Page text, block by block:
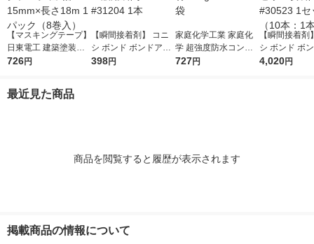
【マスキングテープ】
日東電工 建築塗装用
マスキングテープ 白
726円
【瞬間接着剤】 コニ
シ ボンド ボンドアロ
ンアルファ一般用瞬間
398円
家庭化学工業 家庭化
学 超強度防水コンク
リート補修材1.8kg 20
727円
【瞬間接着剤
シ ボンド ボ
ンアルフアゼ
4,020円
最近見た商品
商品を閲覧すると履歴が表示されます
掲載商品の情報について